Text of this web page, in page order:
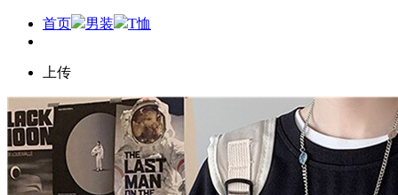
首页 男装 T恤
上传